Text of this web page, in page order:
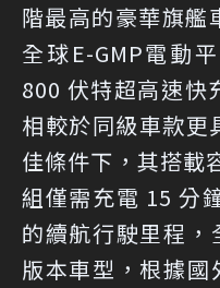
階最高的豪華旗艦
全球E-GMP電動
800 伏特超高速快
相較於同級車款更
佳條件下，其搭載
組僅需充電 15 分
的續航行駛里程，
版本車型，根據國